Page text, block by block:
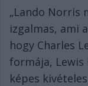
„Lando Norris
izgalmas, ami
hogy Charles
formája,
képes